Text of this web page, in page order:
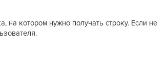
на котором нужно получать строку. Если не